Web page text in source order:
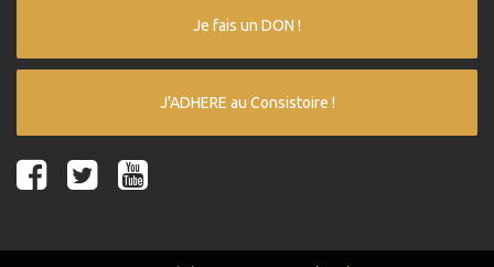
Je fais un DON !
J'ADHERE au Consistoire !